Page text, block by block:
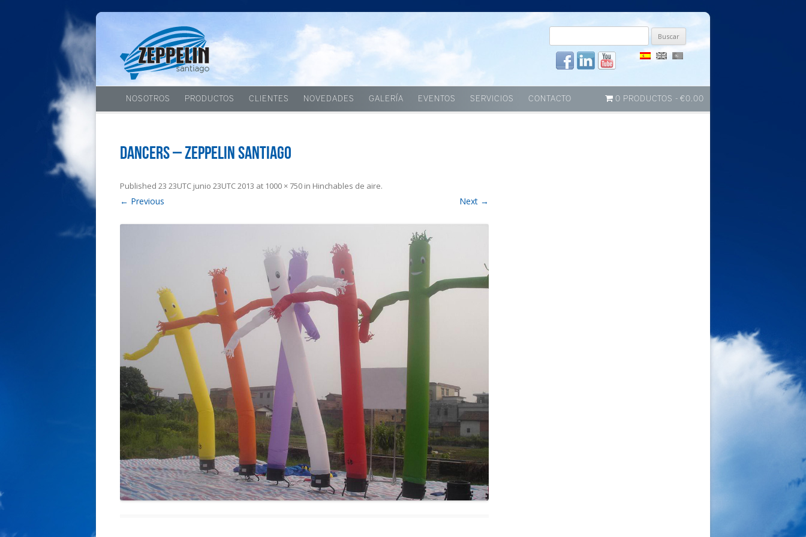
Buscar
Skip to content
NOSOTROS PRODUCTOS CLIENTES NOVEDADES GALERÍA EVENTOS SERVICIOS CONTACTO 0 PRODUCTOS €0.00
Dancers – Zeppelin Santiago
Published 23 23UTC junio 23UTC 2013 at 1000 × 750 in Hinchables de aire.
← Previous Next →